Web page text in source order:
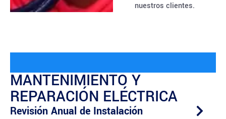
nuestros clientes.
MANTENIMIENTO Y
REPARACIÓN ELÉCTRICA
Revisión Anual de Instalación